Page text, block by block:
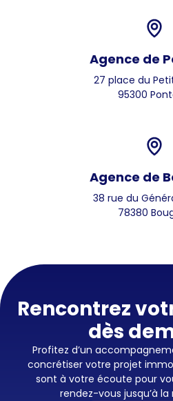
Agence de
27 place du
95300
Agence de
38 rue du
78380
Rencontrez
dès
Profitez d’un
concrétiser votre projet
sont à votre écoute pour
rendez-vous jusqu’à